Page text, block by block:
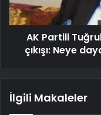
AK Partili
çıkışı: Neye
İlgili Makaleler